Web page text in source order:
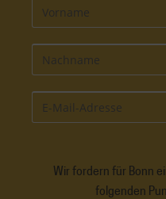
Wir fordern für Bonn
folgenden